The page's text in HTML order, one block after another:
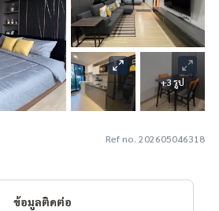
+3 รูป
Ref no. 202605046318
ข้อมูลติดต่อ